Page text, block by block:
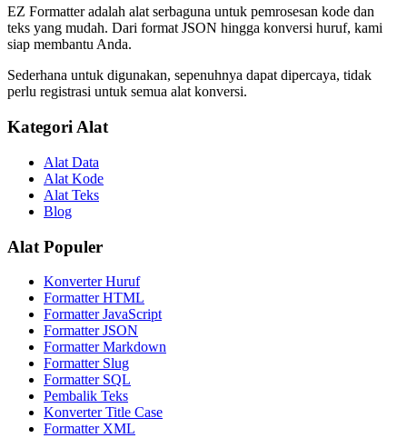
EZ Formatter adalah alat serbaguna untuk pemrosesan kode dan
teks yang mudah. Dari format JSON hingga konversi huruf, kami
siap membantu Anda.
Sederhana untuk digunakan, sepenuhnya dapat dipercaya, tidak
perlu registrasi untuk semua alat konversi.
Kategori Alat
Alat Data
Alat Kode
Alat Teks
Blog
Alat Populer
Konverter Huruf
Formatter HTML
Formatter JavaScript
Formatter JSON
Formatter Markdown
Formatter Slug
Formatter SQL
Pembalik Teks
Konverter Title Case
Formatter XML